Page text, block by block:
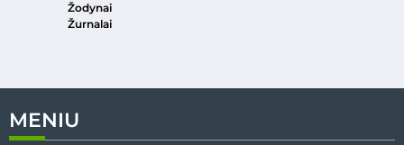
Žodynai
Žurnalai
MENIU